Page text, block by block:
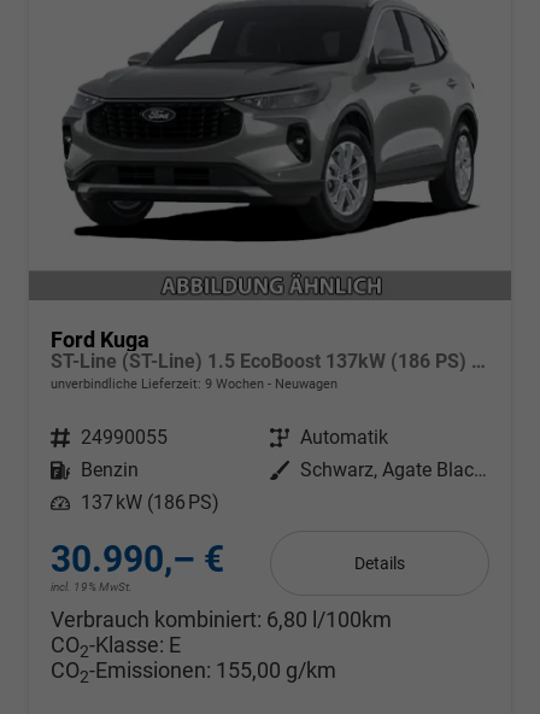
Ford Kuga
ST-Line (ST-Line) 1.5 EcoBoost 137kW (186 PS) AT8 FWD
unverbindliche Lieferzeit: 9 Wochen Neuwagen
Fahrzeugnr. 24990055 Getriebe Automatik
Kraftstoff
Benzin Außenfarbe
Schwarz, Agate Black Metallic
Leistung 137 kW (186 PS)
30.990,– €
incl. 19% MwSt.
Details
Verbrauch kombiniert: 6,80 l/100km
CO2-Klasse: E
CO2-Emissionen: 155,00 g/km